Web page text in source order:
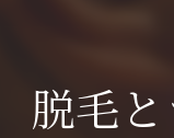
脱毛